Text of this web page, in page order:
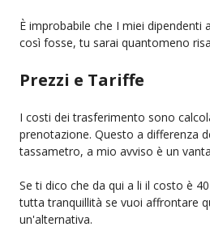
È improbabile che I miei dipendenti
così fosse, tu sarai quantomeno
Prezzi e Tariffe
I costi dei trasferimento sono
prenotazione. Questo a differenza
tassametro, a mio avviso è un
Se ti dico che da qui a li il costo è
tutta tranquillità se vuoi affrontare
un'alternativa.